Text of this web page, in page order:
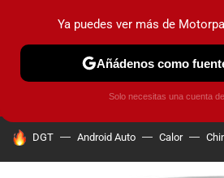
PRUEBAS COCHES ELÉCTRICOS
HOY SE HABLA DE
DGT Android Auto Calor
Ya puedes ver más de
Añádenos como
Solo necesitas una cuenta